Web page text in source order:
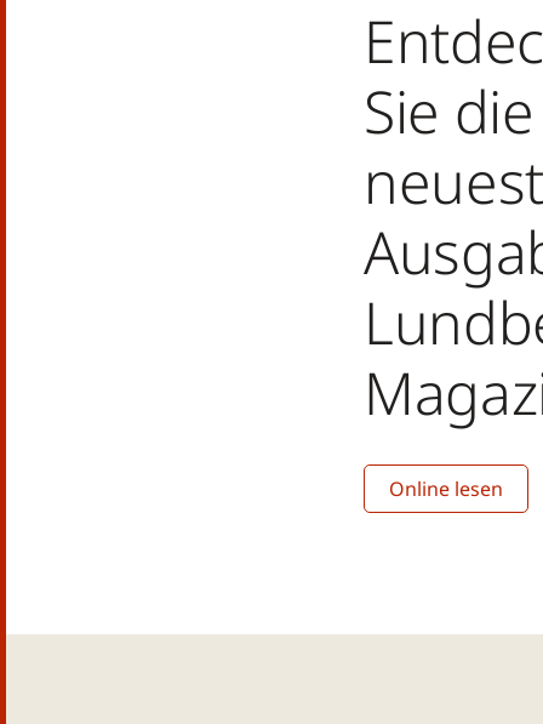
Sie die
Online lesen